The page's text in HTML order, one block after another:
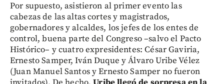
Por supuesto, asistieron al primer evento las
cabezas de las altas cortes y magistrados,
gobernadores y alcaldes, los jefes de los entes de
control, buena parte del Congreso –salvo el Pacto
Histórico– y cuatro expresidentes: César Gaviria,
Ernesto Samper, Iván Duque y Álvaro Uribe Vélez
(Juan Manuel Santos y Ernesto Samper no fueron